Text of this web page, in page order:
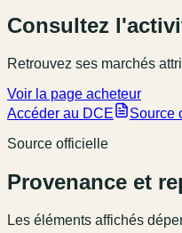
Consultez
Retrouvez ses marchés
Voir la page acheteur
Accéder au DCE
Source
Source officielle
Provenance et
Les éléments affichés